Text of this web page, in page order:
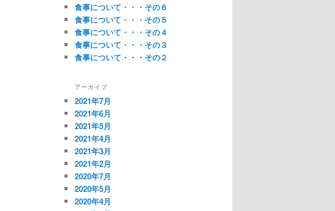
食事について・・・その６
食事について・・・その５
食事について・・・その４
食事について・・・その３
食事について・・・その２
アーカイブ
2021年7月
2021年6月
2021年5月
2021年4月
2021年3月
2021年2月
2020年7月
2020年5月
2020年4月